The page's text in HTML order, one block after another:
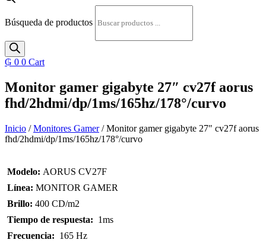
Búsqueda de productos
₲ 0 0 Cart
Monitor gamer gigabyte 27″ cv27f aorus
fhd/2hdmi/dp/1ms/165hz/178°/curvo
Inicio /Monitores Gamer/ Monitor gamer gigabyte 27″ cv27f aorus
fhd/2hdmi/dp/1ms/165hz/178°/curvo
 Modelo: AORUS CV27F
 Línea: MONITOR GAMER
 Brillo: 400 CD/m2
 Tiempo de respuesta: 1ms
 Frecuencia: 165 Hz